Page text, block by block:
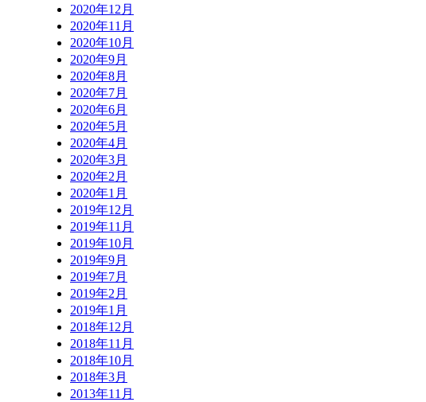
2020年12月
2020年11月
2020年10月
2020年9月
2020年8月
2020年7月
2020年6月
2020年5月
2020年4月
2020年3月
2020年2月
2020年1月
2019年12月
2019年11月
2019年10月
2019年9月
2019年7月
2019年2月
2019年1月
2018年12月
2018年11月
2018年10月
2018年3月
2013年11月